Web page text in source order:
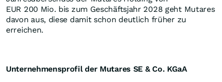
EUR 200 Mio. bis zum Geschäftsjahr 2028 geht Mutares
davon aus, diese damit schon deutlich früher zu
erreichen.
Unternehmensprofil der Mutares SE & Co. KGaA